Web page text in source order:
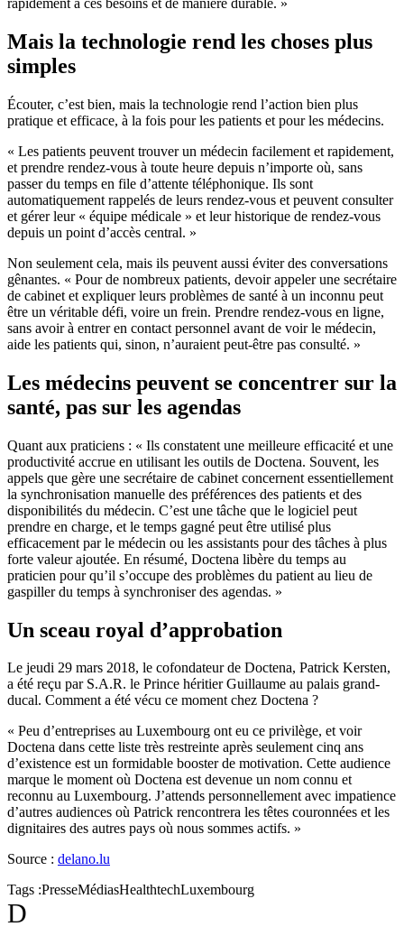
rapidement à ces besoins et de manière durable. »
Mais la technologie rend les choses plus
simples
Écouter, c’est bien, mais la technologie rend l’action bien plus
pratique et efficace, à la fois pour les patients et pour les médecins.
« Les patients peuvent trouver un médecin facilement et rapidement,
et prendre rendez-vous à toute heure depuis n’importe où, sans
passer du temps en file d’attente téléphonique. Ils sont
automatiquement rappelés de leurs rendez-vous et peuvent consulter
et gérer leur « équipe médicale » et leur historique de rendez-vous
depuis un point d’accès central. »
Non seulement cela, mais ils peuvent aussi éviter des conversations
gênantes. « Pour de nombreux patients, devoir appeler une secrétaire
de cabinet et expliquer leurs problèmes de santé à un inconnu peut
être un véritable défi, voire un frein. Prendre rendez-vous en ligne,
sans avoir à entrer en contact personnel avant de voir le médecin,
aide les patients qui, sinon, n’auraient peut-être pas consulté. »
Les médecins peuvent se concentrer sur la
santé, pas sur les agendas
Quant aux praticiens : « Ils constatent une meilleure efficacité et une
productivité accrue en utilisant les outils de Doctena. Souvent, les
appels que gère une secrétaire de cabinet concernent essentiellement
la synchronisation manuelle des préférences des patients et des
disponibilités du médecin. C’est une tâche que le logiciel peut
prendre en charge, et le temps gagné peut être utilisé plus
efficacement par le médecin ou les assistants pour des tâches à plus
forte valeur ajoutée. En résumé, Doctena libère du temps au
praticien pour qu’il s’occupe des problèmes du patient au lieu de
gaspiller du temps à synchroniser des agendas. »
Un sceau royal d’approbation
Le jeudi 29 mars 2018, le cofondateur de Doctena, Patrick Kersten,
a été reçu par S.A.R. le Prince héritier Guillaume au palais grand-
ducal. Comment a été vécu ce moment chez Doctena ?
« Peu d’entreprises au Luxembourg ont eu ce privilège, et voir
Doctena dans cette liste très restreinte après seulement cinq ans
d’existence est un formidable booster de motivation. Cette audience
marque le moment où Doctena est devenue un nom connu et
reconnu au Luxembourg. J’attends personnellement avec impatience
d’autres audiences où Patrick rencontrera les têtes couronnées et les
dignitaires des autres pays où nous sommes actifs. »
Source : delano.lu
Tags :PresseMédiasHealthtechLuxembourg
D